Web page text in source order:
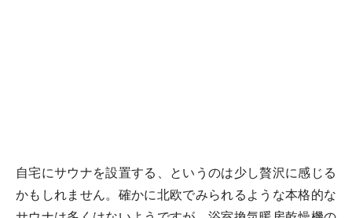
自宅にサウナを設置する、というのは少し贅沢に感じる
かもしれません。確かに北欧でみられるような本格的な